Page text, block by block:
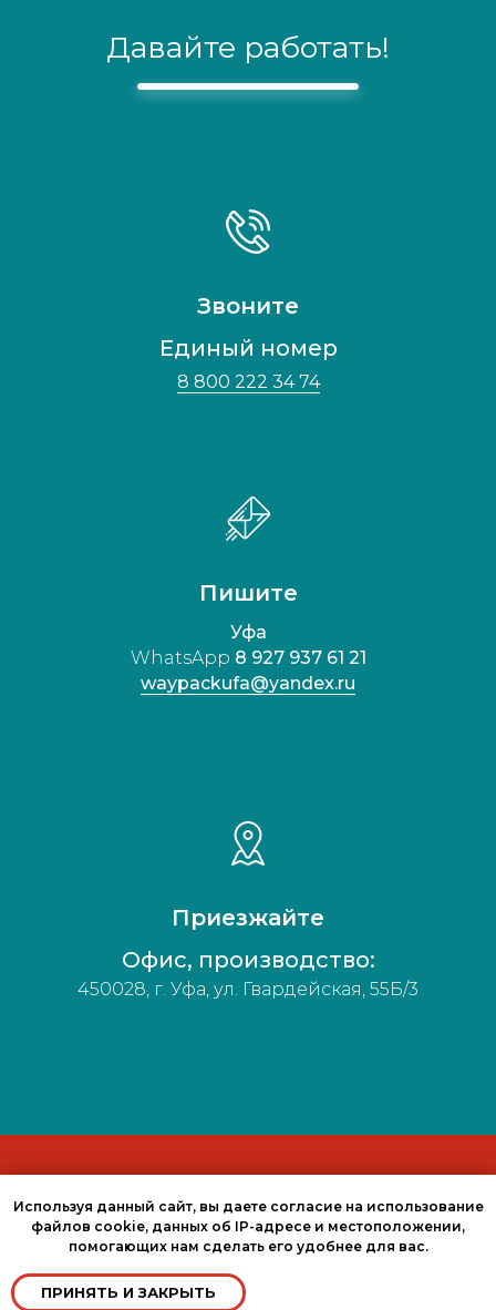
Давайте работать!
Звоните
Единый номер
8 800 222 34 74
Пишите
Уфа
WhatsApp 8 927 937 61 21
waypackufa@yandex.ru
Приезжайте
Офис, производство:
450028, г. Уфа, ул. Гвардейская, 55Б/3
Политика конфиденциальности
© 2020 Way
Pack
Используя данный сайт, вы даете согласие на использование
файлов cookie, данных об IP-адресе и местоположении,
помогающих нам сделать его удобнее для вас.
ПРИНЯТЬ И ЗАКРЫТЬ